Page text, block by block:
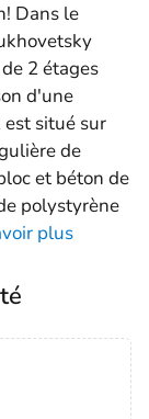
Dans le
2 étages
d'une
situé sur
de
et béton de
polystyrène
plus